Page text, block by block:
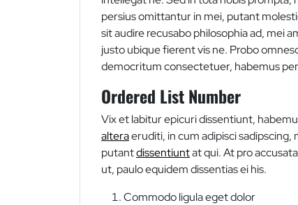
persius omittantur in mei, putant
sit audire recusabo philosophia ad, mei
justo ubique fierent vis ne. Probo
democritum consectetuer, habemus
Ordered List Number
Vix et labitur epicuri dissentiunt,
alteraeruditi, in cum adipisci
putantdissentiuntat qui. At pro
ut, paulo equidem dissentias ei his.
Commodo ligula eget dolor